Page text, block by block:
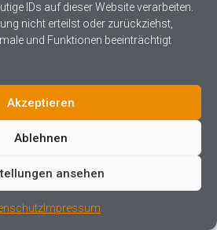
IDs auf dieser Website verarbeiten.
nicht erteilst oder zurückziehst,
und Funktionen beeinträchtigt
Akzeptieren
Ablehnen
ansehen
Impressum
Umgang mit Nutzerdaten finden Sie in
YouTube
eine Zertifizierung nach dem „EU-
(DPF). Der
zwischen der Europäischen Union und
bei Datenverarbeitungen in
Jedes nach